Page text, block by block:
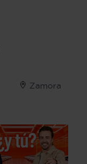
Zamora